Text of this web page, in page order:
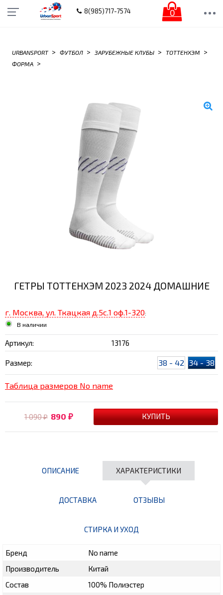
8(985)717-7574 0
URBANSPORT > ФУТБОЛ > ЗАРУБЕЖНЫЕ КЛУБЫ > ТОТТЕНХЭМ >
ФОРМА >
ГЕТРЫ ТОТТЕНХЭМ 2023 2024 ДОМАШНИЕ
г. Москва, ул. Ткацкая д.5с.1 оф.1-320:
В наличии
Артикул: 13176
Размер: 38 - 42 34 - 38
Таблица размеров No name
1 090₽ 890₽
ОПИСАНИЕ ХАРАКТЕРИСТИКИ
ДОСТАВКА ОТЗЫВЫ
СТИРКА И УХОД
Бренд
No name
Производитель
Китай
Состав
100% Полиэстер